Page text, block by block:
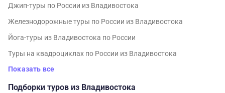
Джип-туры по России из Владивостока
Железнодорожные туры по России из Владивостока
Йога-туры из Владивостока по России
Туры на квадроциклах по России из Владивостока
Показать все
Подборки туров из Владивостока